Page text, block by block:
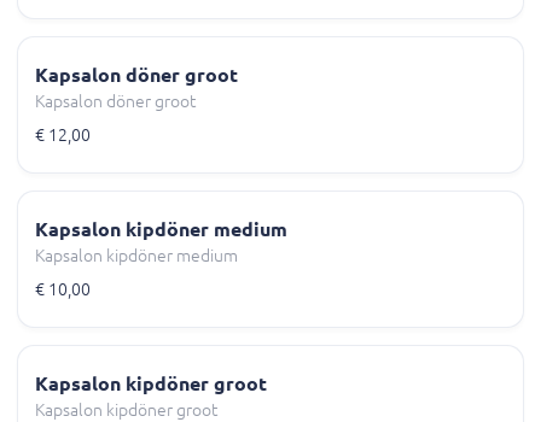
Kapsalon döner groot
Kapsalon döner groot
€ 12,00
Kapsalon kipdöner medium
Kapsalon kipdöner medium
€ 10,00
Kapsalon kipdöner groot
Kapsalon kipdöner groot